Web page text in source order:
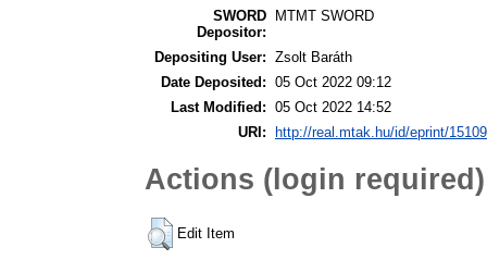
SWORD
Depositor:
MTMT SWORD
Depositing User: Zsolt Baráth
Date Deposited: 05 Oct 2022 09:12
Last Modified: 05 Oct 2022 14:52
URI:
http://real.mtak.hu/id/eprint/
Actions (login required)
Edit Item